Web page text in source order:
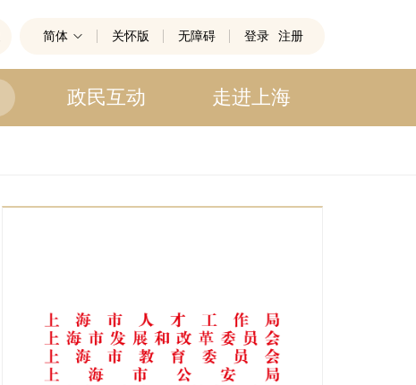
简体 关怀版 无障碍 登录 注册
政民互动 走进上海